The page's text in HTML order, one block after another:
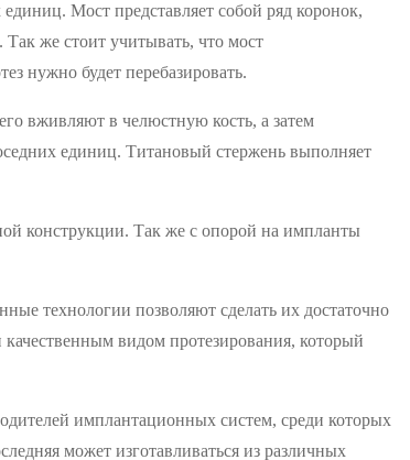
Мост представляет собой ряд коронок,
же стоит учитывать, что мост
нужно будет перебазировать.
вживляют в челюстную кость, а затем
единиц. Титановый стержень выполняет
конструкции. Так же с опорой на импланты
технологии позволяют сделать их достаточно
видом протезирования, который
имплантационных систем, среди которых
может изготавливаться из различных